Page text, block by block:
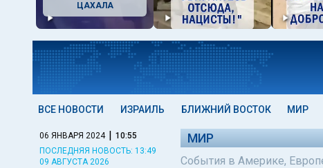
ЦАХАЛА
ВСЕ НОВОСТИ ИЗРАИЛЬ БЛИЖНИЙ ВОСТОК МИР
06 ЯНВАРЯ 2024 | 10:55
ПОСЛЕДНЯЯ НОВОСТЬ: 13:49
09 АВГУСТА 2026
МИР
События в Америке,